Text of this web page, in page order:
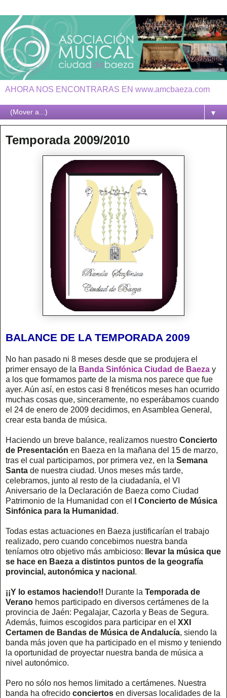
AHORA NOS ENCONTRARAS EN www.amcbaeza.com
▼
Temporada 2009/2010
BALANCE DE LA TEMPORADA 2009
No han pasado ni 8 meses desde que se produjera el
primer ensayo de la Banda Sinfónica Ciudad de Baeza y
a los que formamos parte de la misma nos parece que fue
ayer. Aún así, en estos casi 8 frenéticos meses han ocurrido
muchas cosas que, sinceramente, no esperábamos cuando
el 24 de enero de 2009 decidimos, en Asamblea General,
crear esta banda de música.
Haciendo un breve balance, realizamos nuestro Concierto
de Presentación en Baeza en la mañana del 15 de marzo,
tras el cual participamos, por primera vez, en la Semana
Santa de nuestra ciudad. Unos meses más tarde,
celebramos, junto al resto de la ciudadanía, el VI
Aniversario de la Declaración de Baeza como Ciudad
Patrimonio de la Humanidad con el
I Concierto de Música
Sinfónica para la Humanidad .
Todas estas actuaciones en Baeza justificarían el trabajo
realizado, pero cuando concebimos nuestra banda
teníamos otro objetivo más ambicioso:
llevar la música que
se hace en Baeza a distintos puntos de la geografía
provincial, autonómica y nacional .
¡¡Y lo estamos haciendo!! Durante la Temporada de
Verano hemos participado en diversos certámenes de la
provincia de Jaén: Pegalajar, Cazorla y Beas de Segura.
Además, fuimos escogidos para participar en el XXI
Certamen de Bandas de Música de Andalucía, siendo la
banda más joven que ha participado en el mismo y teniendo
la oportunidad de proyectar nuestra banda de música a
nivel autonómico.
Pero no sólo nos hemos limitado a certámenes. Nuestra
banda ha ofrecido conciertos en diversas localidades de la